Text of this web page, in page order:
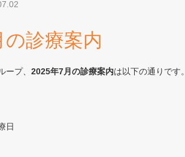
診療案内
ープ、 2025年7月の診療案内は以下の通りです。
日